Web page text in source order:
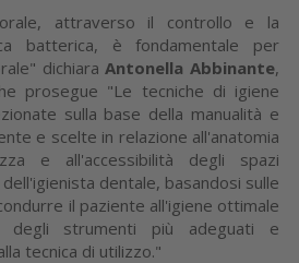
attraverso il controllo e la
batterica, è fondamentale per
dichiaraAntonella Abbinante,
prosegue "Le tecniche di igiene
sulla base della manualità e
e scelte in relazione all'anatomia
e all'accessibilità degli spazi
dentale, basandosi sulle
il paziente all'igiene ottimale
degli strumenti più adeguati e
tecnica di utilizzo."